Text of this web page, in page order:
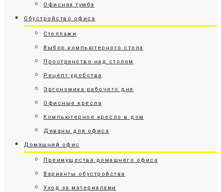
Офисная тумба
Обустройство офиса
Стеллажи
Выбор компьютерного стола
Пространство над столом
Рецепт удобства
Эргономика рабочего дня
Офисные кресла
Компьютерное кресло в дом
Диваны для офиса
Домашний офис
Преимущества домашнего офиса
Варианты обустройства
Уход за материалами